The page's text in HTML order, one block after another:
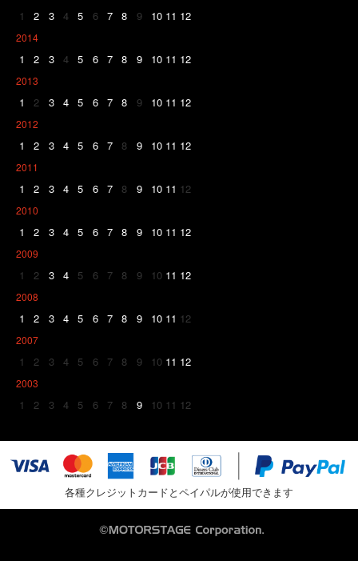
1 2 3 4 5 6 7 8 9 10 11 12
2014
1 2 3 4 5 6 7 8 9 10 11 12
2013
1 2 3 4 5 6 7 8 9 10 11 12
2012
1 2 3 4 5 6 7 8 9 10 11 12
2011
1 2 3 4 5 6 7 8 9 10 11 12
2010
1 2 3 4 5 6 7 8 9 10 11 12
2009
1 2 3 4 5 6 7 8 9 10 11 12
2008
1 2 3 4 5 6 7 8 9 10 11 12
2007
1 2 3 4 5 6 7 8 9 10 11 12
2003
1 2 3 4 5 6 7 8 9 10 11 12
各種クレジットカードとペイパルが使用できます